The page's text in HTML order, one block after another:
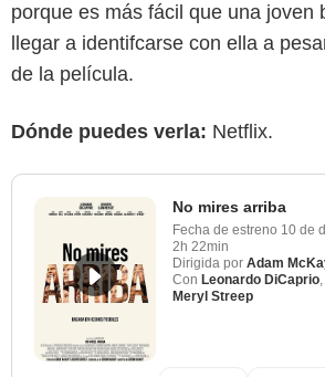
porque es más fácil que una joven
llegar a identifcarse con ella a
de la película.
Dónde puedes verla: Netflix.
No mires arriba
Fecha de estreno 10 de
2h 22min
Dirigida por Adam
Con Leonardo DiCaprio,
Meryl Streep